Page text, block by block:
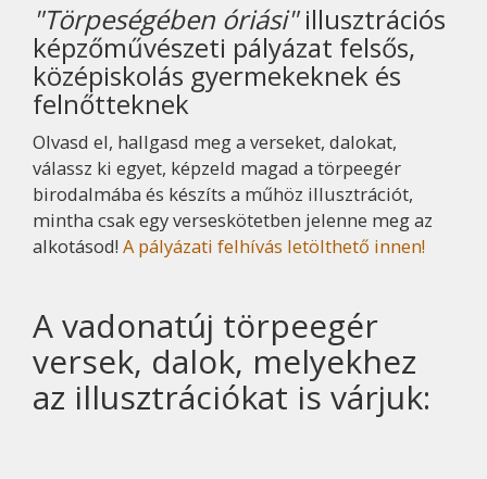
"Törpeségében óriási"illusztrációs
képzőművészeti pályázat felsős,
középiskolás gyermekeknek és
felnőtteknek
Olvasd el, hallgasd meg a verseket, dalokat,
válassz ki egyet, képzeld magad a törpeegér
birodalmába és készíts a műhöz illusztrációt,
mintha csak egy verseskötetben jelenne meg az
alkotásod! A pályázati felhívás letölthető innen!
A vadonatúj törpeegér
versek, dalok, melyekhez
az illusztrációkat is várjuk: